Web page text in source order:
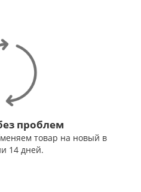
проблем
товар на новый в
14 дней.